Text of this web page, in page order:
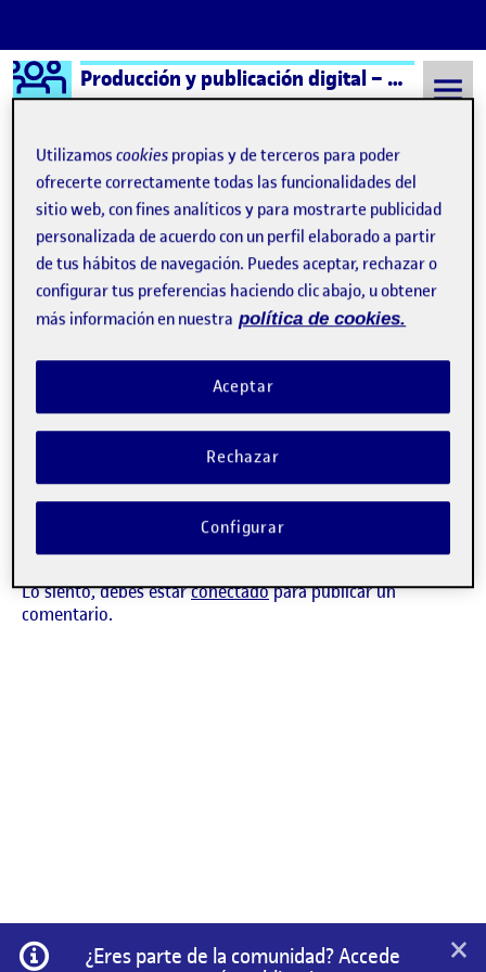
Saltar al contenido
Logo Ágora Producción y publicación digital – Aula 2
Semestre 20241 - Aula 2 8 Septiembre, 2021
8 Septiembre, 2021
Publicado por
Folio
Fecha de publicación15 septiembre, 2022 3:41 pm
CONTRIBUTION
EN ¡BIENVENIDOS Y BIENVENIDAS!
No hay comentarios.
Lo siento, debes estarconectadopara publicar un
comentario.
Información
¿Eres parte de la comunidad? Accede
×
Utilizamoscookies propias y de terceros para poder
ofrecerte correctamente todas las funcionalidades del
sitio web, con fines analíticos y para mostrarte publicidad
personalizada de acuerdo con un perfil elaborado a partir
de tus hábitos de navegación. Puedes aceptar, rechazar o
configurar tus preferencias haciendo clic abajo, u obtener
más información en nuestra política de cookies.
Rechazar
Aceptar
Configurar